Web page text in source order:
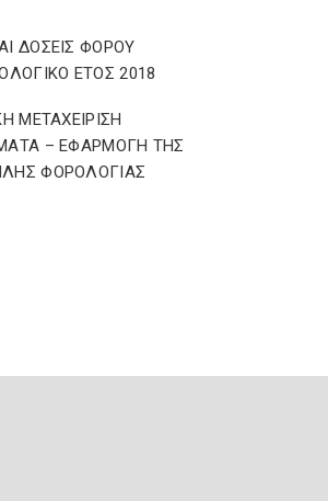
ΔΟΣΕΙΣ ΦΟΡΟΥ
ΕΤΟΣ 2018
ΜΕΤΑΧΕΙΡΙΣΗ
– ΕΦΑΡΜΟΓΗ ΤΗΣ
ΦΟΡΟΛΟΓΙΑΣ